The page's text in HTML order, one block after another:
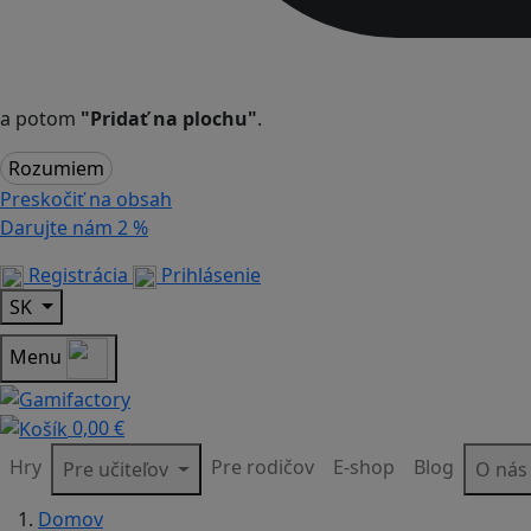
a potom "Pridať na plochu".
Rozumiem
Preskočiť na obsah
Darujte nám 2 %
Registrácia
Prihlásenie
SK
Menu
0,00 €
Hry
Pre učiteľov Pre rodičov E-shop Blog
O nás
Domov